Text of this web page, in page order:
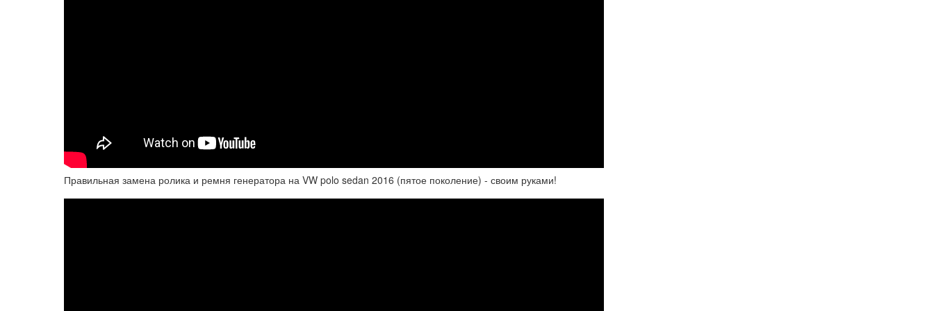
Правильная замена ролика и ремня генератора на VW polo sedan 2016 (пятое поколение) - своим руками!